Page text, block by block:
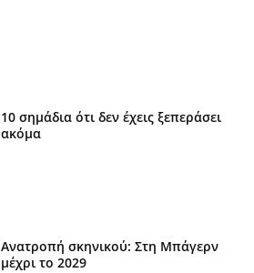
10 σημάδια ότι δεν έχεις ξεπεράσει
ακόμα
Ανατροπή σκηνικού: Στη Μπάγερν
μέχρι το 2029